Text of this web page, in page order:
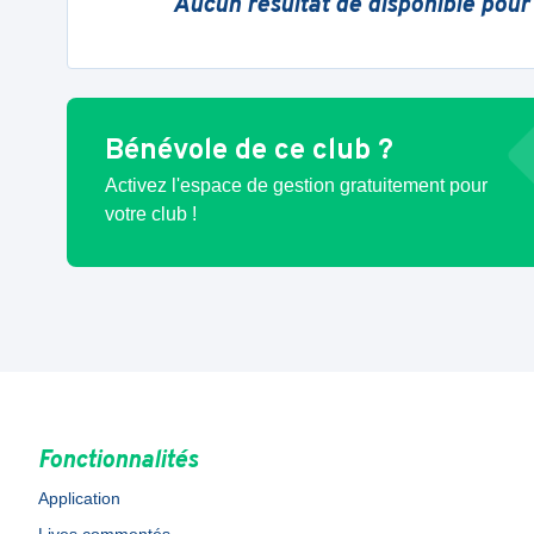
Bénévole de ce club ?
Activez l'espace de gestion gratuitement pour
votre club !
Fonctionnalités
Application